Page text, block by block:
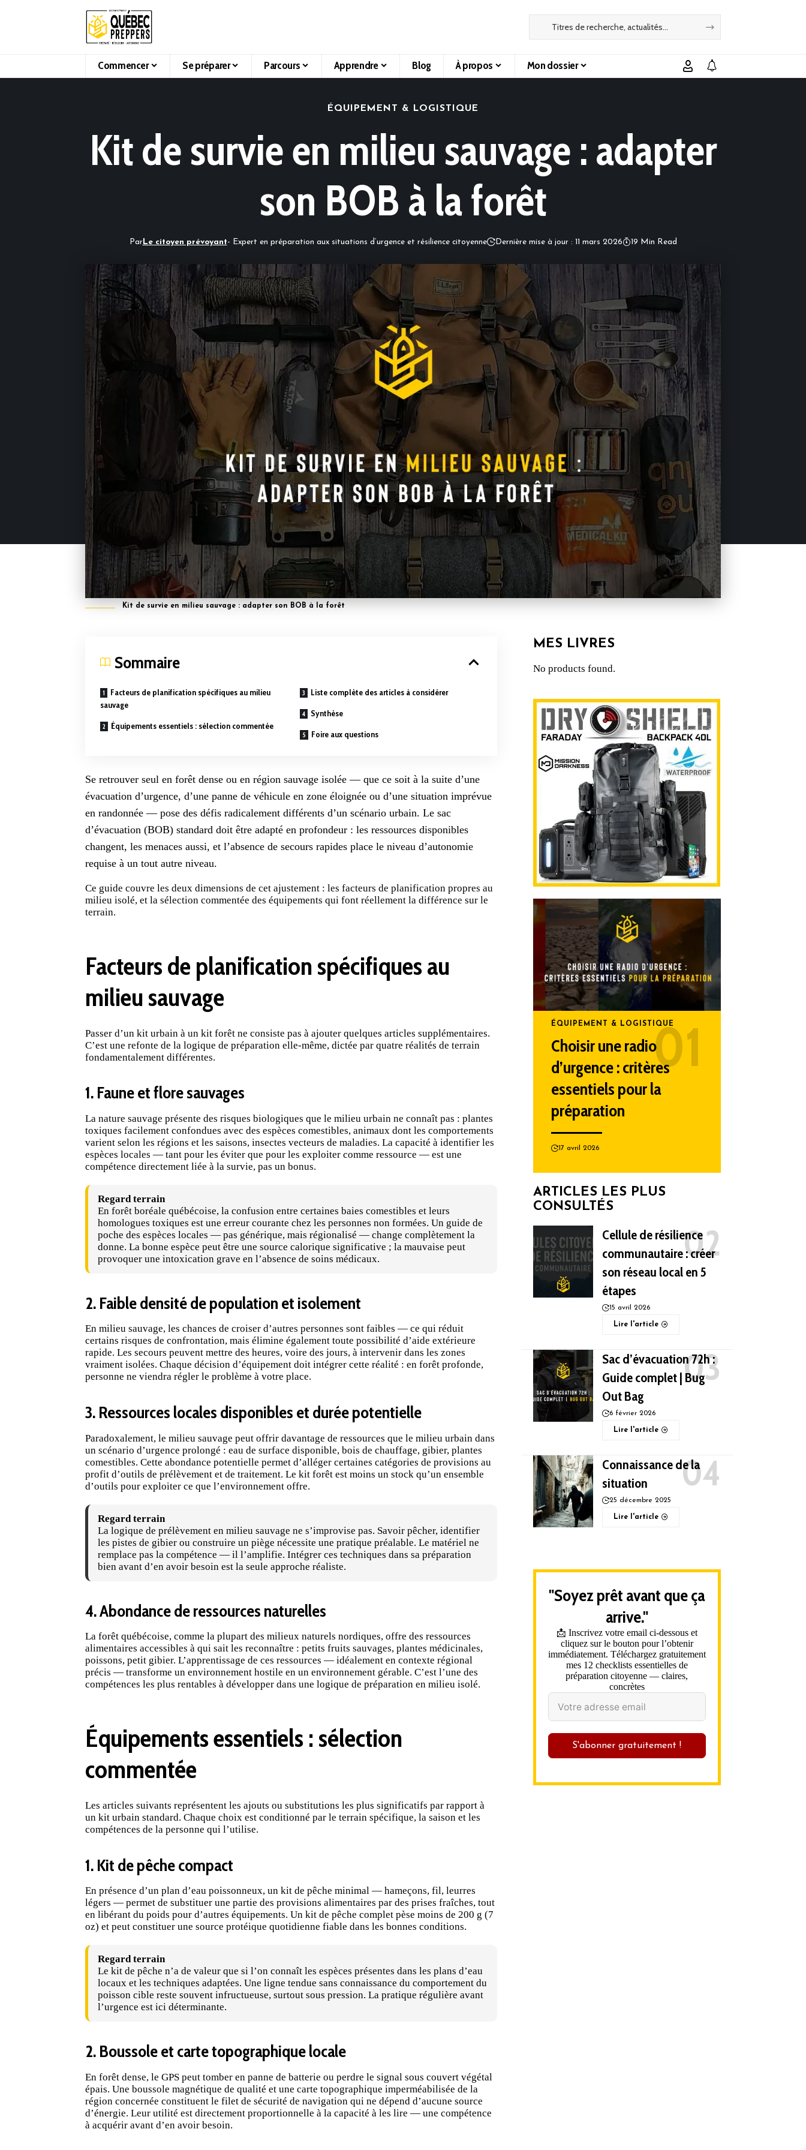
Commencer Se préparer Parcours Apprendre Blog À propos Mon dossier
ÉQUIPEMENT & LOGISTIQUE
Kit de survie en milieu sauvage : adapter
son BOB à la forêt
ParLe citoyen prévoyant- Expert en préparation aux situations d’urgence et résilience citoyenne Dernière mise à jour : 11 mars 2026 19 Min Read
Kit de survie en milieu sauvage : adapter son BOB à la forêt
Sommaire
Facteurs de planification spécifiques au milieu
sauvage
Équipements essentiels : sélection commentée
Liste complète des articles à considérer
Synthèse
Foire aux questions
Se retrouver seul en forêt dense ou en région sauvage isolée — que ce soit à la suite d’une
évacuation d’urgence, d’une panne de véhicule en zone éloignée ou d’une situation imprévue
en randonnée — pose des défis radicalement différents d’un scénario urbain. Le sac
d’évacuation (BOB) standard doit être adapté en profondeur : les ressources disponibles
changent, les menaces aussi, et l’absence de secours rapides place le niveau d’autonomie
requise à un tout autre niveau.
Ce guide couvre les deux dimensions de cet ajustement : les facteurs de planification propres au
milieu isolé, et la sélection commentée des équipements qui font réellement la différence sur le
terrain.
Facteurs de planification spécifiques au
milieu sauvage
Passer d’un kit urbain à un kit forêt ne consiste pas à ajouter quelques articles supplémentaires.
C’est une refonte de la logique de préparation elle-même, dictée par quatre réalités de terrain
fondamentalement différentes.
1. Faune et flore sauvages
La nature sauvage présente des risques biologiques que le milieu urbain ne connaît pas : plantes
toxiques facilement confondues avec des espèces comestibles, animaux dont les comportements
varient selon les régions et les saisons, insectes vecteurs de maladies. La capacité à identifier les
espèces locales — tant pour les éviter que pour les exploiter comme ressource — est une
compétence directement liée à la survie, pas un bonus.
Regard terrain
En forêt boréale québécoise, la confusion entre certaines baies comestibles et leurs
homologues toxiques est une erreur courante chez les personnes non formées. Un guide de
poche des espèces locales — pas générique, mais régionalisé — change complètement la
donne. La bonne espèce peut être une source calorique significative ; la mauvaise peut
provoquer une intoxication grave en l’absence de soins médicaux.
2. Faible densité de population et isolement
En milieu sauvage, les chances de croiser d’autres personnes sont faibles — ce qui réduit
certains risques de confrontation, mais élimine également toute possibilité d’aide extérieure
rapide. Les secours peuvent mettre des heures, voire des jours, à intervenir dans les zones
vraiment isolées. Chaque décision d’équipement doit intégrer cette réalité : en forêt profonde,
personne ne viendra régler le problème à votre place.
3. Ressources locales disponibles et durée potentielle
Paradoxalement, le milieu sauvage peut offrir davantage de ressources que le milieu urbain dans
un scénario d’urgence prolongé : eau de surface disponible, bois de chauffage, gibier, plantes
comestibles. Cette abondance potentielle permet d’alléger certaines catégories de provisions au
profit d’outils de prélèvement et de traitement. Le kit forêt est moins un stock qu’un ensemble
d’outils pour exploiter ce que l’environnement offre.
Regard terrain
La logique de prélèvement en milieu sauvage ne s’improvise pas. Savoir pêcher, identifier
les pistes de gibier ou construire un piège nécessite une pratique préalable. Le matériel ne
remplace pas la compétence — il l’amplifie. Intégrer ces techniques dans sa préparation
bien avant d’en avoir besoin est la seule approche réaliste.
4. Abondance de ressources naturelles
La forêt québécoise, comme la plupart des milieux naturels nordiques, offre des ressources
alimentaires accessibles à qui sait les reconnaître : petits fruits sauvages, plantes médicinales,
poissons, petit gibier. L’apprentissage de ces ressources — idéalement en contexte régional
précis — transforme un environnement hostile en un environnement gérable. C’est l’une des
compétences les plus rentables à développer dans une logique de préparation en milieu isolé.
Équipements essentiels : sélection
commentée
Les articles suivants représentent les ajouts ou substitutions les plus significatifs par rapport à
un kit urbain standard. Chaque choix est conditionné par le terrain spécifique, la saison et les
compétences de la personne qui l’utilise.
1. Kit de pêche compact
En présence d’un plan d’eau poissonneux, un kit de pêche minimal — hameçons, fil, leurres
légers — permet de substituer une partie des provisions alimentaires par des prises fraîches, tout
en libérant du poids pour d’autres équipements. Un kit de pêche complet pèse moins de 200 g (7
oz) et peut constituer une source protéique quotidienne fiable dans les bonnes conditions.
Regard terrain
Le kit de pêche n’a de valeur que si l’on connaît les espèces présentes dans les plans d’eau
locaux et les techniques adaptées. Une ligne tendue sans connaissance du comportement du
poisson cible reste souvent infructueuse, surtout sous pression. La pratique régulière avant
l’urgence est ici déterminante.
2. Boussole et carte topographique locale
En forêt dense, le GPS peut tomber en panne de batterie ou perdre le signal sous couvert végétal
épais. Une boussole magnétique de qualité et une carte topographique imperméabilisée de la
région concernée constituent le filet de sécurité de navigation qui ne dépend d’aucune source
d’énergie. Leur utilité est directement proportionnelle à la capacité à les lire — une compétence
à acquérir avant d’en avoir besoin.
MES LIVRES
No products found.
ÉQUIPEMENT & LOGISTIQUE
Choisir une radio
d’urgence : critères
essentiels pour la
préparation
17 avril 2026
ARTICLES LES PLUS
CONSULTÉS
Cellule de résilience
communautaire : créer
son réseau local en 5
étapes
15 avril 2026
Lire l'article
Sac d’évacuation 72h :
Guide complet | Bug
Out Bag
6 février 2026
Lire l'article
Connaissance de la
situation
25 décembre 2025
Lire l'article
"Soyez prêt avant que ça
arrive."
📩 Inscrivez votre email ci-dessous et
cliquez sur le bouton pour l’obtenir
immédiatement. Téléchargez gratuitement
mes 12 checklists essentielles de
préparation citoyenne — claires,
concrètes
S'abonner gratuitement !